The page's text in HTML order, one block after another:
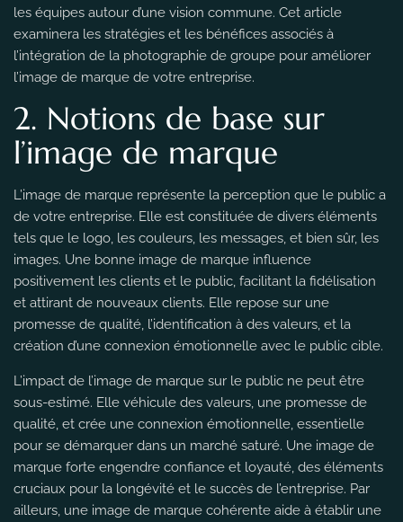
les équipes autour d’une vision commune. Cet article
examinera les stratégies et les bénéfices associés à
l’intégration de la photographie de groupe pour améliorer
l’image de marque de votre entreprise.
2. Notions de base sur
l’image de marque
L’image de marque représente la perception que le public a
de votre entreprise. Elle est constituée de divers éléments
tels que le logo, les couleurs, les messages, et bien sûr, les
images. Une bonne image de marque influence
positivement les clients et le public, facilitant la fidélisation
et attirant de nouveaux clients. Elle repose sur une
promesse de qualité, l’identification à des valeurs, et la
création d’une connexion émotionnelle avec le public cible.
L’impact de l’image de marque sur le public ne peut être
sous-estimé. Elle véhicule des valeurs, une promesse de
qualité, et crée une connexion émotionnelle, essentielle
pour se démarquer dans un marché saturé. Une image de
marque forte engendre confiance et loyauté, des éléments
cruciaux pour la longévité et le succès de l’entreprise. Par
ailleurs, une image de marque cohérente aide à établir une